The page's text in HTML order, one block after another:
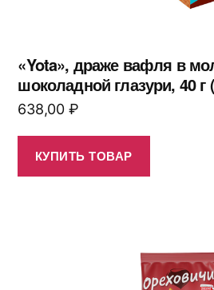
«Yota», драже вафля в
шоколадной глазури, 40 г
638,00 ₽
КУПИТЬ ТОВАР